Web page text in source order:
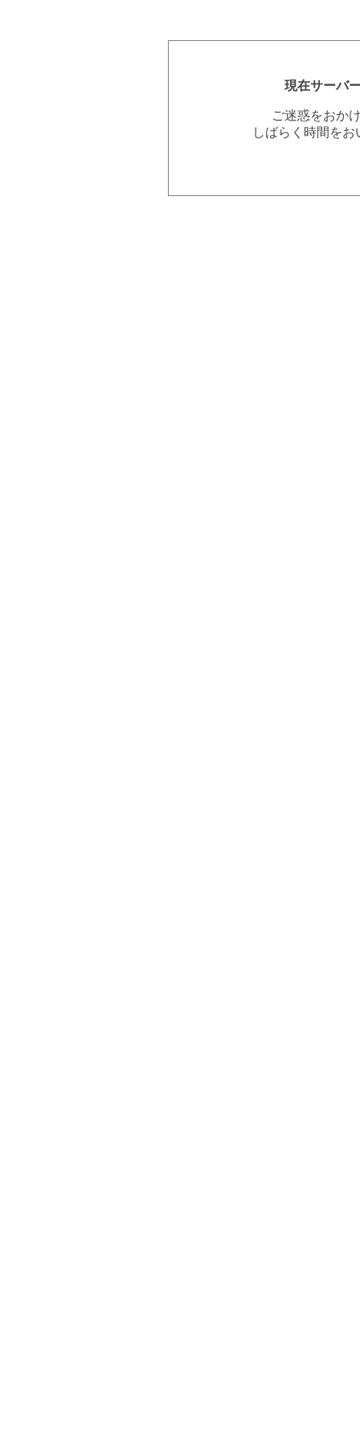
現在サーバ
ご迷惑をおか
しばらく時間を